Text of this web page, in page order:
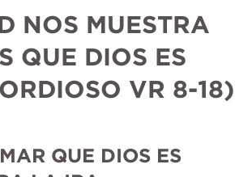
QUE DIOS ES
VR 8-18)
QUE DIOS ES